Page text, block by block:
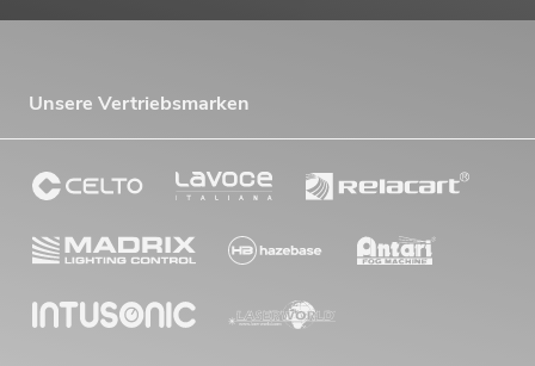
Unsere Vertriebsmarken